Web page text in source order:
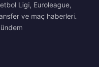
Ligi, Euroleague,
ve maç haberleri.